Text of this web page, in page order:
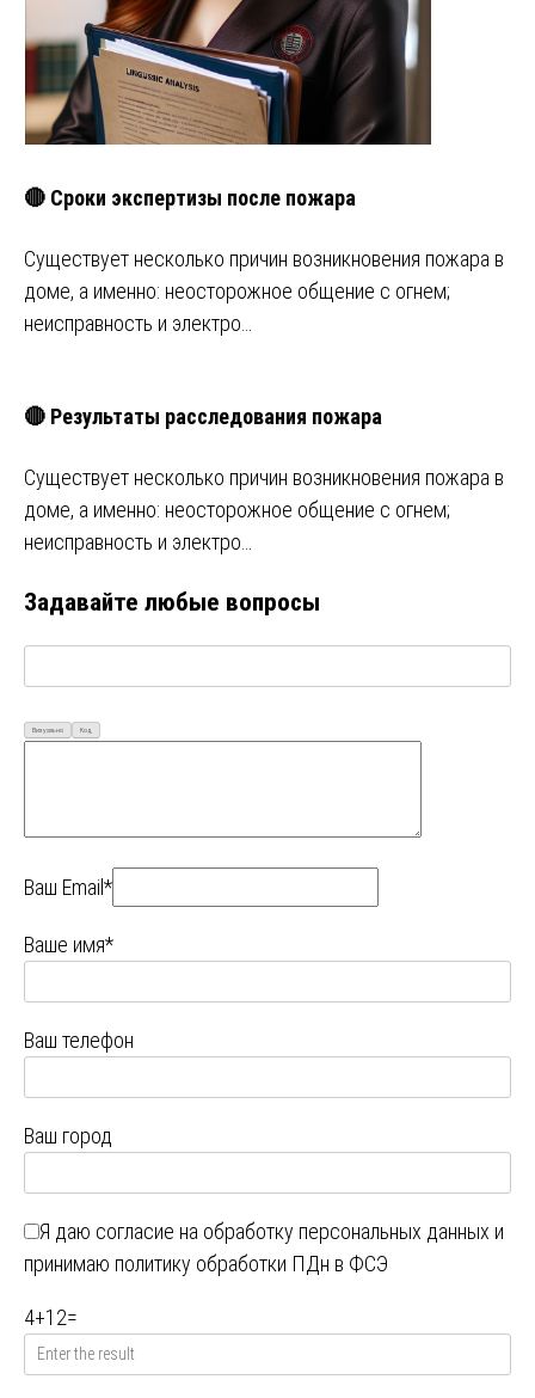
🔴 Сроки экспертизы после пожара
Существует несколько причин возникновения пожара в
доме, а именно: неосторожное общение с огнем;
неисправность и электро…
🔴 Результаты расследования пожара
Существует несколько причин возникновения пожара в
доме, а именно: неосторожное общение с огнем;
неисправность и электро…
Задавайте любые вопросы
Визуально Код
Ваш Email*
Ваше имя*
Ваш телефон
Ваш город
Я даю согласие на обработку персональных данных и
принимаю политику обработки ПДн в ФСЭ
4+12=